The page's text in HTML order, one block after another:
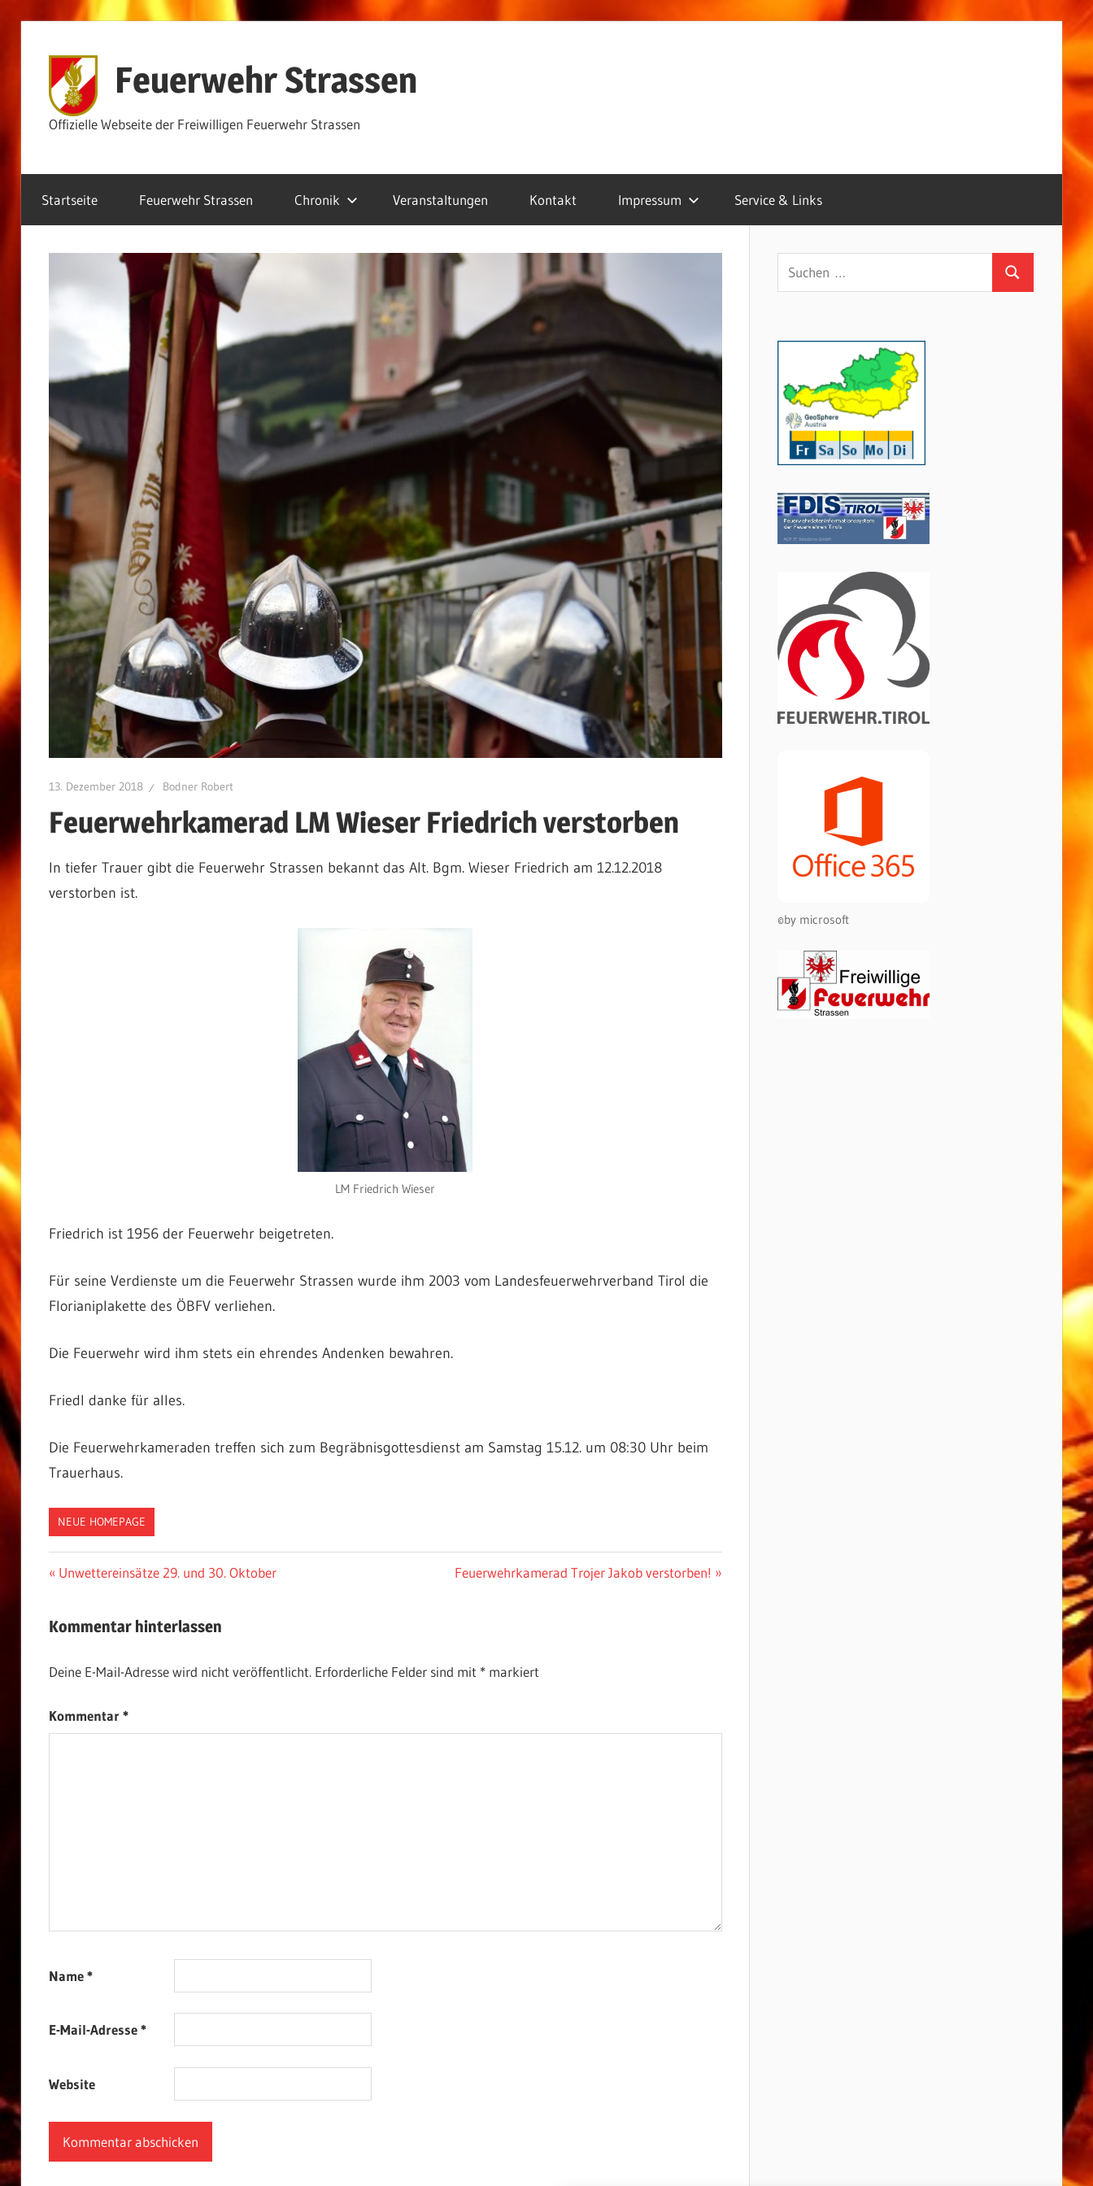
Inhalt
springen
Feuerwehr Strassen
Offizielle Webseite der Freiwilligen Feuerwehr Strassen
Startseite Feuerwehr Strassen Chronik Veranstaltungen Kontakt Impressum Service & Links
13. Dezember 2018 Bodner Robert
Feuerwehrkamerad LM Wieser Friedrich verstorben
In tiefer Trauer gibt die Feuerwehr Strassen bekannt das Alt. Bgm. Wieser Friedrich am 12.12.2018
verstorben ist.
LM Friedrich Wieser
Friedrich ist 1956 der Feuerwehr beigetreten.
Für seine Verdienste um die Feuerwehr Strassen wurde ihm 2003 vom Landesfeuerwehrverband Tirol die
Florianiplakette des ÖBFV verliehen.
Die Feuerwehr wird ihm stets ein ehrendes Andenken bewahren.
Friedl danke für alles.
Die Feuerwehrkameraden treffen sich zum Begräbnisgottesdienst am Samstag 15.12. um 08:30 Uhr beim
Trauerhaus.
NEUE HOMEPAGE
Beitragsnavigation
Vorheriger
Unwettereinsätze 29. und 30. Oktober
Nächster
Feuerwehrkamerad Trojer Jakob verstorben!
Kommentar hinterlassen
Deine E-Mail-Adresse wird nicht veröffentlicht. Erforderliche Felder sind mit *markiert
Kommentar*
Name*
E-Mail-Adresse*
Website
Suchen
nach:
Suchen
©by microsoft